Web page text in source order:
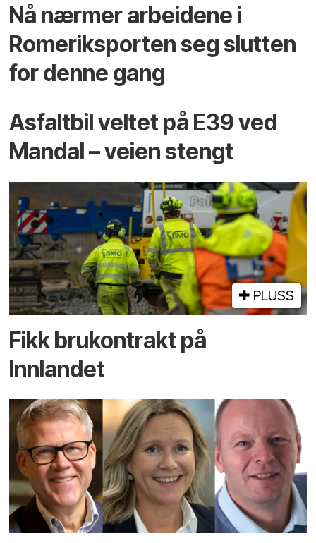
Nå nærmer arbeidene i
Romeriksporten seg slutten
for denne gang
Asfaltbil veltet på E39 ved
Mandal – veien stengt
PLUSS
Fikk brukontrakt på
Innlandet